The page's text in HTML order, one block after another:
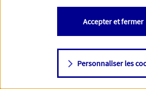
Vous êtes libre de les accepter, de les
changer d'avis à tout moment en allant sur
Consulter notre politique decookies
Personnaliser les
Accepter et fermer